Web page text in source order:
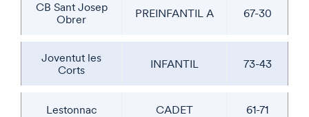
CB Sant Josep
Obrer
PREINFANTIL A 67-30
Joventut les
Corts
INFANTIL 73-43
Lestonnac CADET 61-71